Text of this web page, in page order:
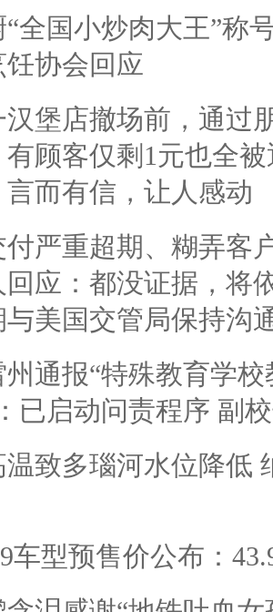
全国小炒肉大王”称
饪协会回应
汉堡店撤场前，通过
有顾客仅剩1元也全
言而有信，让人感动
付严重超期、糊弄客
应：都没证据，将
与美国交管局保持沟
州通报“特殊教育学
已启动问责程序 副
温致多瑙河水位降低
车型预售价公布：